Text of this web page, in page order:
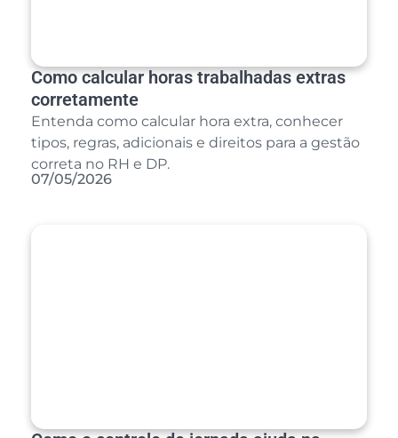
Como calcular horas trabalhadas extras
corretamente
Entenda como calcular hora extra, conhecer
tipos, regras, adicionais e direitos para a gestão
correta no RH e DP.
07/05/2026